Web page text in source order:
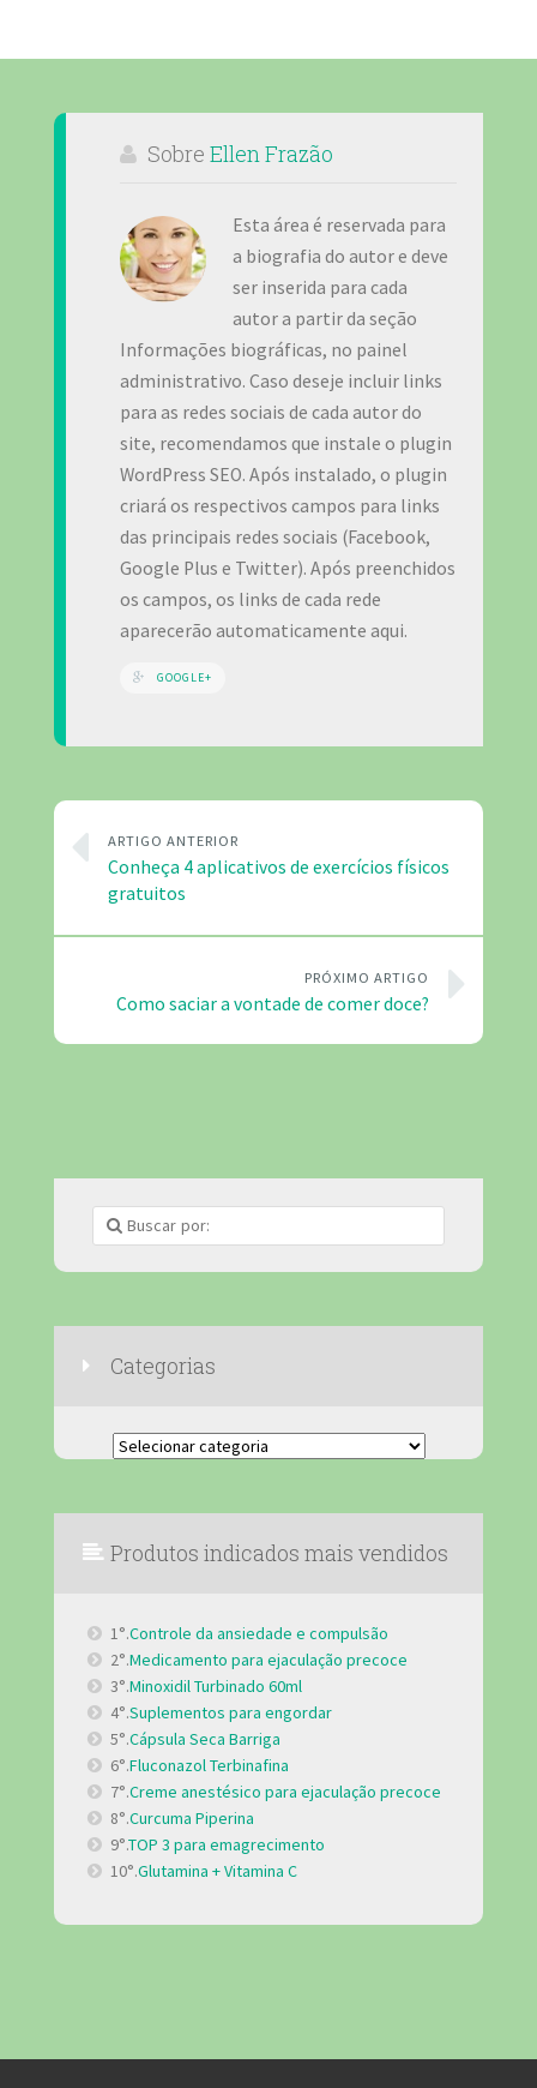
Sobre Ellen Frazão
Esta área é reservada para
a biografia do autor e deve
ser inserida para cada
autor a partir da seção
Informações biográficas, no painel
administrativo. Caso deseje incluir links
para as redes sociais de cada autor do
site, recomendamos que instale o plugin
WordPress SEO. Após instalado, o plugin
criará os respectivos campos para links
das principais redes sociais (Facebook,
Google Plus e Twitter). Após preenchidos
os campos, os links de cada rede
aparecerão automaticamente aqui.
GOOGLE+
ARTIGO ANTERIOR
Conheça 4 aplicativos de exercícios físicos
gratuitos
PRÓXIMO ARTIGO
Como saciar a vontade de comer doce?
Categorias
Categorias
Produtos indicados mais vendidos
1°.Controle da ansiedade e compulsão
2°.Medicamento para ejaculação precoce
3°.Minoxidil Turbinado 60ml
4°.Suplementos para engordar
5°.Cápsula Seca Barriga
6°.Fluconazol Terbinafina
7°.Creme anestésico para ejaculação precoce
8°.Curcuma Piperina
9°.TOP 3 para emagrecimento
10°.Glutamina + Vitamina C